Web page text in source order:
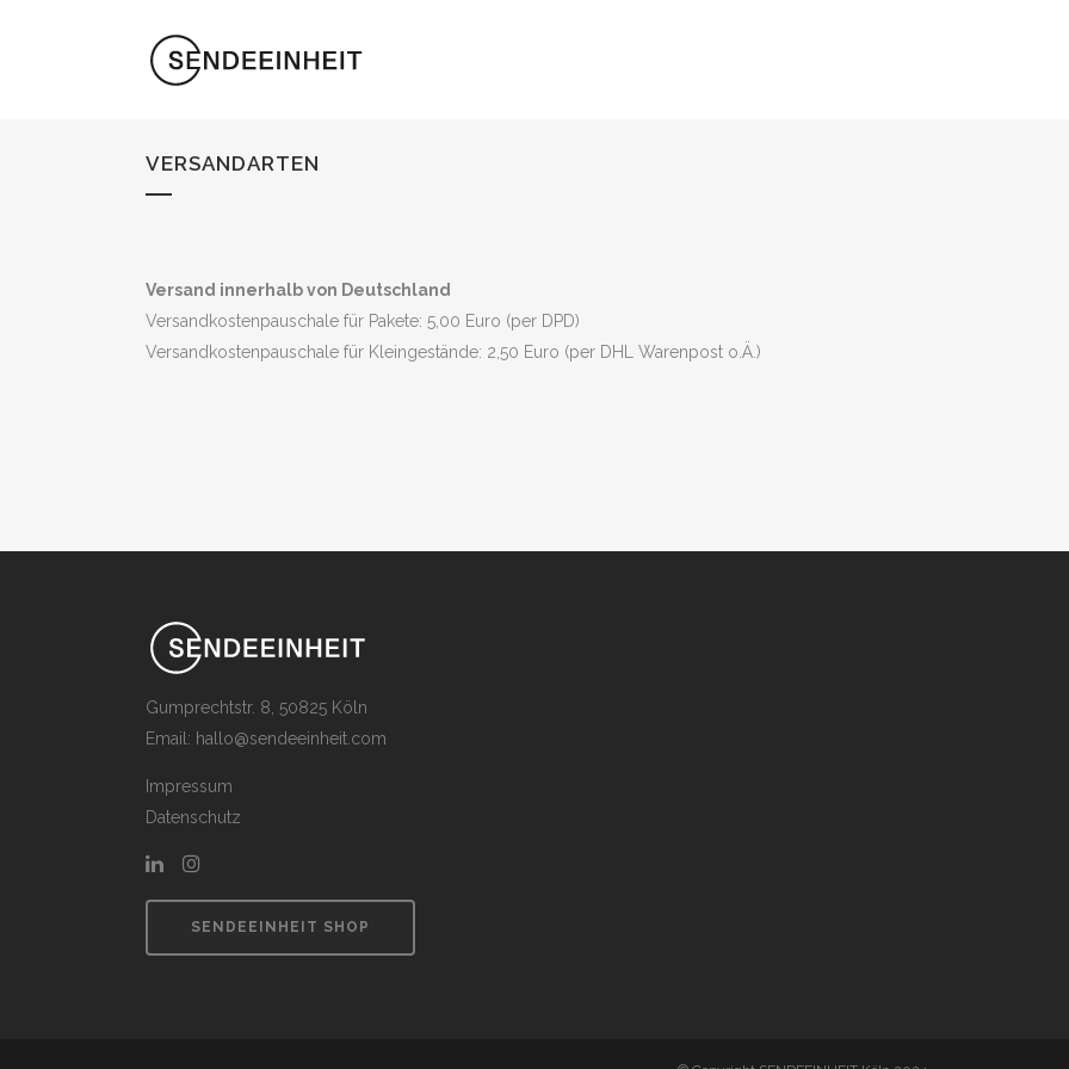
VERSANDARTEN
Versand innerhalb von Deutschland
Versandkostenpauschale für Pakete: 5,00 Euro (per DPD)
Versandkostenpauschale für Kleingestände: 2,50 Euro (per DHL Warenpost o.Ä.)
Gumprechtstr. 8, 50825 Köln
Email: hallo@sendeeinheit.com
Impressum
Datenschutz
SENDEEINHEIT SHOP